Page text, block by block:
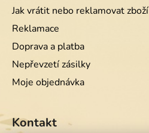
Jak vrátit nebo reklamovat zboží
Reklamace
Doprava a platba
Nepřevzetí zásilky
Moje objednávka
Kontakt